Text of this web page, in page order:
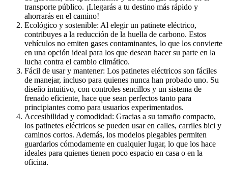
transporte público. ¡Llegarás a tu destino más rápido y
ahorrarás en el camino!
Ecológico y sostenible: Al elegir un patinete eléctrico,
contribuyes a la reducción de la huella de carbono. Estos
vehículos no emiten gases contaminantes, lo que los convierte
en una opción ideal para los que desean hacer su parte en la
lucha contra el cambio climático.
Fácil de usar y mantener: Los patinetes eléctricos son fáciles
de manejar, incluso para quienes nunca han probado uno. Su
diseño intuitivo, con controles sencillos y un sistema de
frenado eficiente, hace que sean perfectos tanto para
principiantes como para usuarios experimentados.
Accesibilidad y comodidad: Gracias a su tamaño compacto,
los patinetes eléctricos se pueden usar en calles, carriles bici y
caminos cortos. Además, los modelos plegables permiten
guardarlos cómodamente en cualquier lugar, lo que los hace
ideales para quienes tienen poco espacio en casa o en la
oficina.